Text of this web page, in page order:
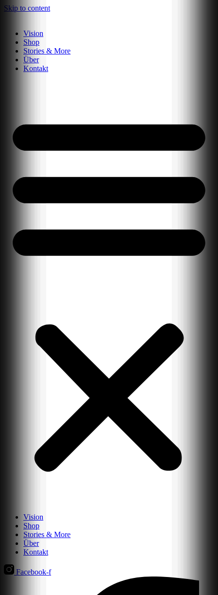
Skip to content
Vision
Shop
Stories & More
Über
Kontakt
Vision
Shop
Stories & More
Über
Kontakt
Facebook-f